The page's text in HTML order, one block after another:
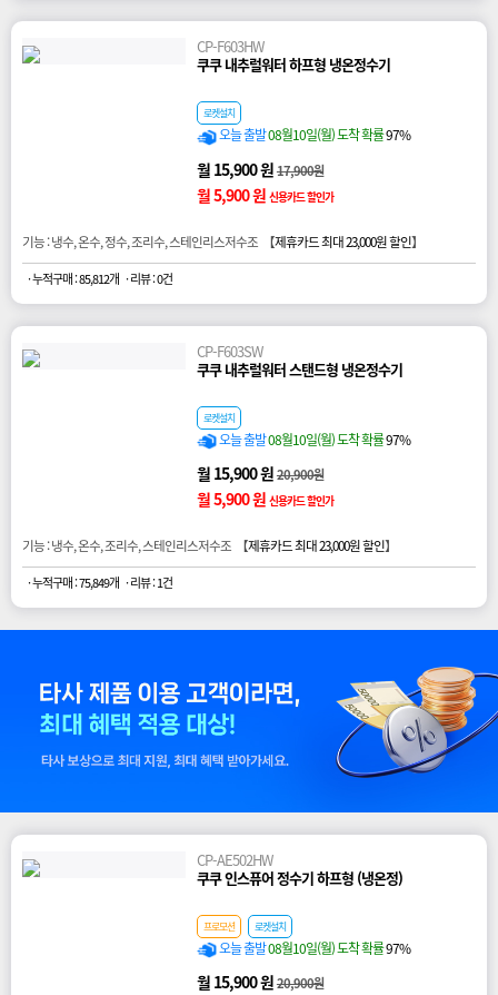
CP-F603HW
쿠쿠 내추럴워터 하프형 냉온정수기
로켓설치
오늘 출발08월10일(월) 도착 확률97%
월 15,900 원17,900원
월 5,900 원 신용카드 할인가
기능 : 냉수, 온수, 정수, 조리수, 스테인리스저수조 【제휴카드 최대 23,000원 할인】
· 누적구매 : 85,812개 · 리뷰 : 0건
CP-F603SW
쿠쿠 내추럴워터 스탠드형 냉온정수기
로켓설치
오늘 출발08월10일(월) 도착 확률97%
월 15,900 원20,900원
월 5,900 원 신용카드 할인가
기능 : 냉수, 온수, 조리수, 스테인리스저수조 【제휴카드 최대 23,000원 할인】
· 누적구매 : 75,849개 · 리뷰 : 1건
CP-AE502HW
쿠쿠 인스퓨어 정수기 하프형 (냉온정)
프로모션 로켓설치
오늘 출발08월10일(월) 도착 확률97%
월 15,900 원20,900원